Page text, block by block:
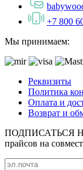
+7 800
Мы принимаем:
Реквизиты
Политика
Оплата и
Возврат и
ПОДПИСАТЬСЯ
прайсов на